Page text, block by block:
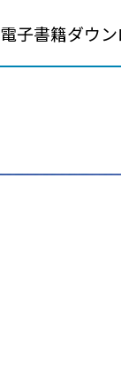
電子書籍ダウ